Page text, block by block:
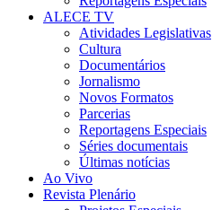
ALECE TV
Atividades Legislativas
Cultura
Documentários
Jornalismo
Novos Formatos
Parcerias
Reportagens Especiais
Séries documentais
Últimas notícias
Ao Vivo
Revista Plenário